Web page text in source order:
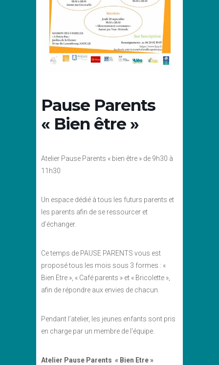
Pause Parents
« Bien être »
Atelier Pause Parents « bien être » de 9h30 à
11h30
Un espace dédié à tous les futurs parents et
les parents afin de se ressourcer et
d’échanger.
Ce temps de PAUSE PARENTS vous est
proposé tous les mois sous 3 formes : «
Bien Etre », « Café parents » et « Bricolette »,
afin de répondre aux envies de chacun.
Pendant l’atelier, les jeunes enfants sont pris
en charge par un membre de l’équipe.
Atelier Pause Parents « Bien Etre »